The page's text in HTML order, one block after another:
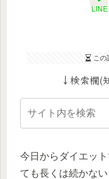
LINE
この
↓検索欄(
今日からダイエッ
ても長くは続かない